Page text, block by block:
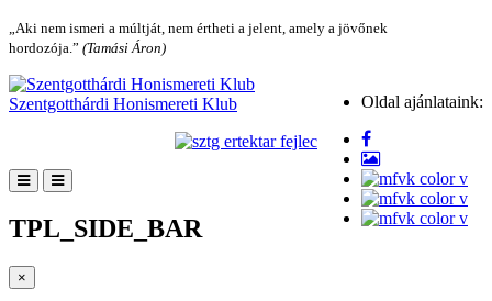
„Aki nem ismeri a múltját, nem értheti a jelent, amely a jövőnek
hordozója.” (Tamási Áron)
Oldal ajánlataink:
Szentgotthárdi Honismereti Klub
TPL_SIDE_BAR
×